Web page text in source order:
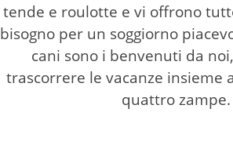
tende e roulotte e vi offrono
bisogno per un soggiorno
cani sono i benvenuti da
trascorrere le vacanze insieme
quattro zampe.